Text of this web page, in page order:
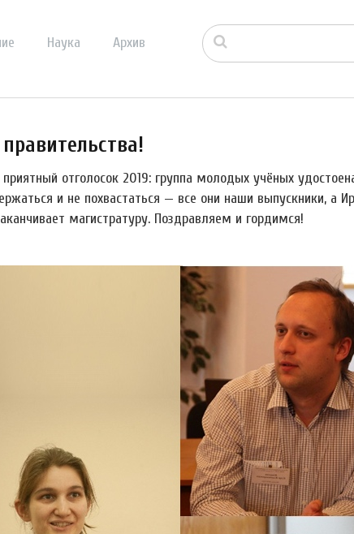
Наука Архив
отголосок 2019: группа молодых учёных
и не похвастаться — все они наши выпускники, а
магистратуру. Поздравляем и гордимся!